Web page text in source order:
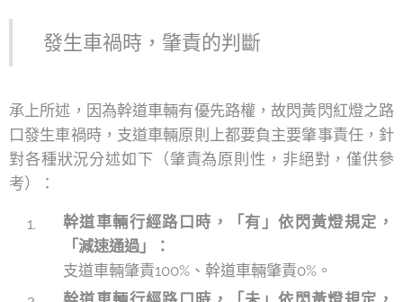
發生車禍時，肇責的判斷
承上所述，因為幹道車輛有優先路權，故閃黃閃紅燈之路
口發生車禍時，支道車輛原則上都要負主要肇事責任，針
對各種狀況分述如下（肇責為原則性，非絕對，僅供參
考）：
幹道車輛行經路口時，「有」依閃黃燈規定，
「減速通過」：
支道車輛肇責100%、幹道車輛肇責0%。